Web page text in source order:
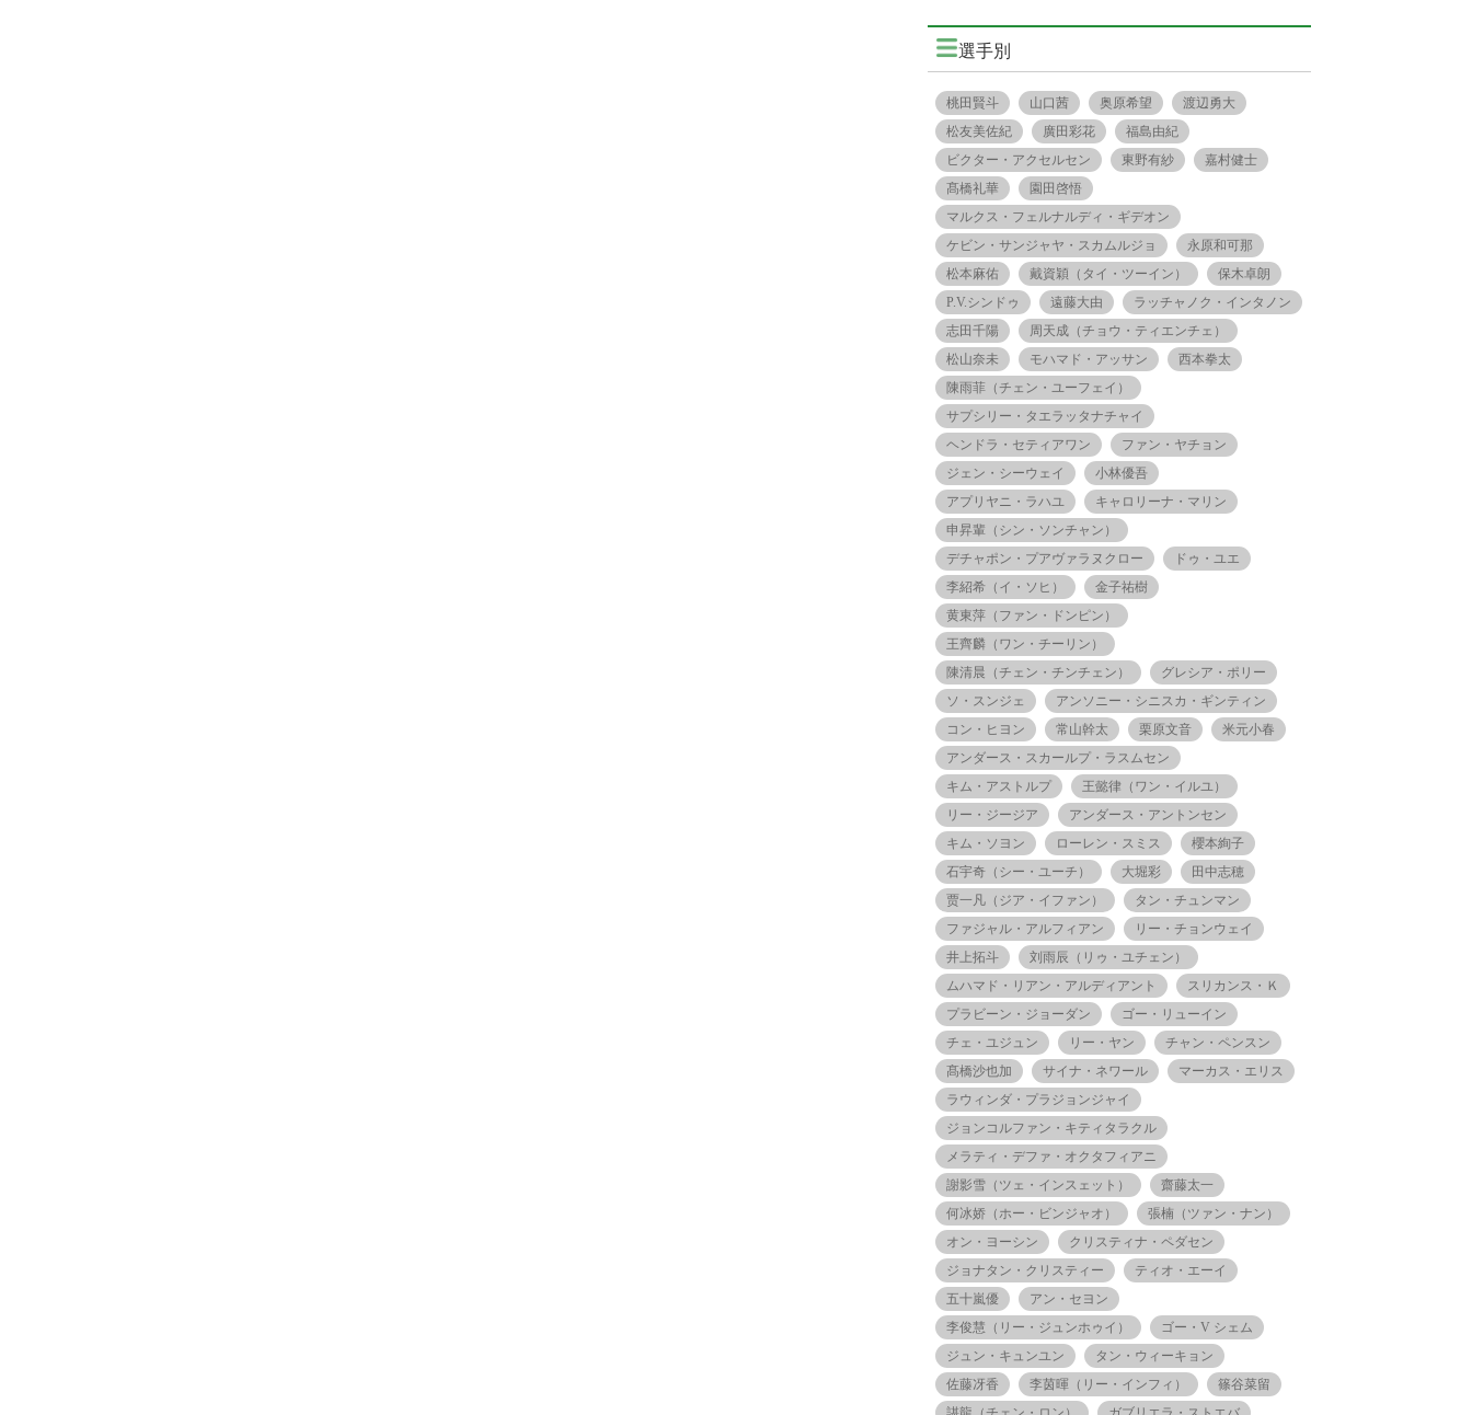
選手別
桃田賢斗 山口茜 奥原希望
渡辺勇大
松友美佐紀
廣田彩花
福島由紀
ビクター・アクセルセン
東野有紗
嘉村健士
髙橋礼華
園田啓悟
マルクス・フェルナルディ・ギデオン
ケビン・サンジャヤ・スカムルジョ
永原和可那
松本麻佑
戴資穎（タイ・ツーイン）
保木卓朗
P.V.シンドゥ
遠藤大由
ラッチャノク・インタノン
志田千陽
周天成（チョウ・ティエンチェ）
松山奈未
モハマド・アッサン
西本拳太
陳雨菲（チェン・ユーフェイ）
サプシリー・タエラッタナチャイ
ヘンドラ・セティアワン
ファン・ヤチョン
ジェン・シーウェイ
小林優吾
アプリヤニ・ラハユ
キャロリーナ・マリン
申昇輩（シン・ソンチャン）
デチャポン・プアヴァラヌクロー
ドゥ・ユエ
李紹希（イ・ソヒ）
金子祐樹
黄東萍（ファン・ドンピン）
王齊麟（ワン・チーリン）
陳清晨（チェン・チンチェン）
グレシア・ポリー
ソ・スンジェ
アンソニー・シニスカ・ギンティン
コン・ヒヨン
常山幹太 栗原文音
米元小春
アンダース・スカールプ・ラスムセン
キム・アストルプ
王懿律（ワン・イルユ）
リー・ジージア
アンダース・アントンセン
キム・ソヨン
ローレン・スミス
櫻本絢子
石宇奇（シー・ユーチ）
大堀彩
田中志穂
贾一凡（ジア・イファン）
タン・チュンマン
ファジャル・アルフィアン
リー・チョンウェイ
井上拓斗
刘雨辰（リゥ・ユチェン）
ムハマド・リアン・アルディアント
スリカンス・Ｋ
プラビーン・ジョーダン
ゴー・リューイン
チェ・ユジュン
リー・ヤン
チャン・ペンスン
髙橋沙也加
サイナ・ネワール
マーカス・エリス
ラウィンダ・プラジョンジャイ
ジョンコルファン・キティタラクル
メラティ・デファ・オクタフィアニ
謝影雪（ツェ・インスェット）
齋藤太一
何冰娇（ホー・ビンジャオ）
張楠（ツァン・ナン）
オン・ヨーシン
クリスティナ・ペダセン
ジョナタン・クリスティー
ティオ・エーイ
五十嵐優
アン・セヨン
李俊慧（リー・ジュンホゥイ）
ゴー・V シェム
ジュン・キュンユン
タン・ウィーキョン
佐藤冴香
李茵暉（リー・インフィ）
篠谷菜留